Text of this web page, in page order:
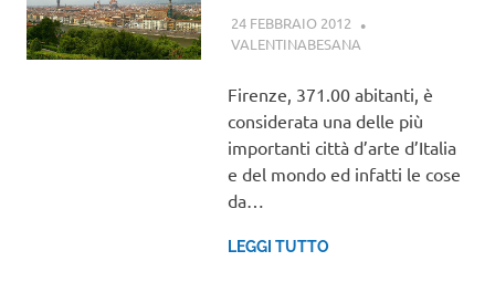
24 FEBBRAIO 2012
VALENTINABESANATOSCANA
Firenze, 371.00 abitanti, è
considerata una delle più
importanti città d’arte d’Italia
e del mondo ed infatti le cose
da…
LEGGI TUTTO